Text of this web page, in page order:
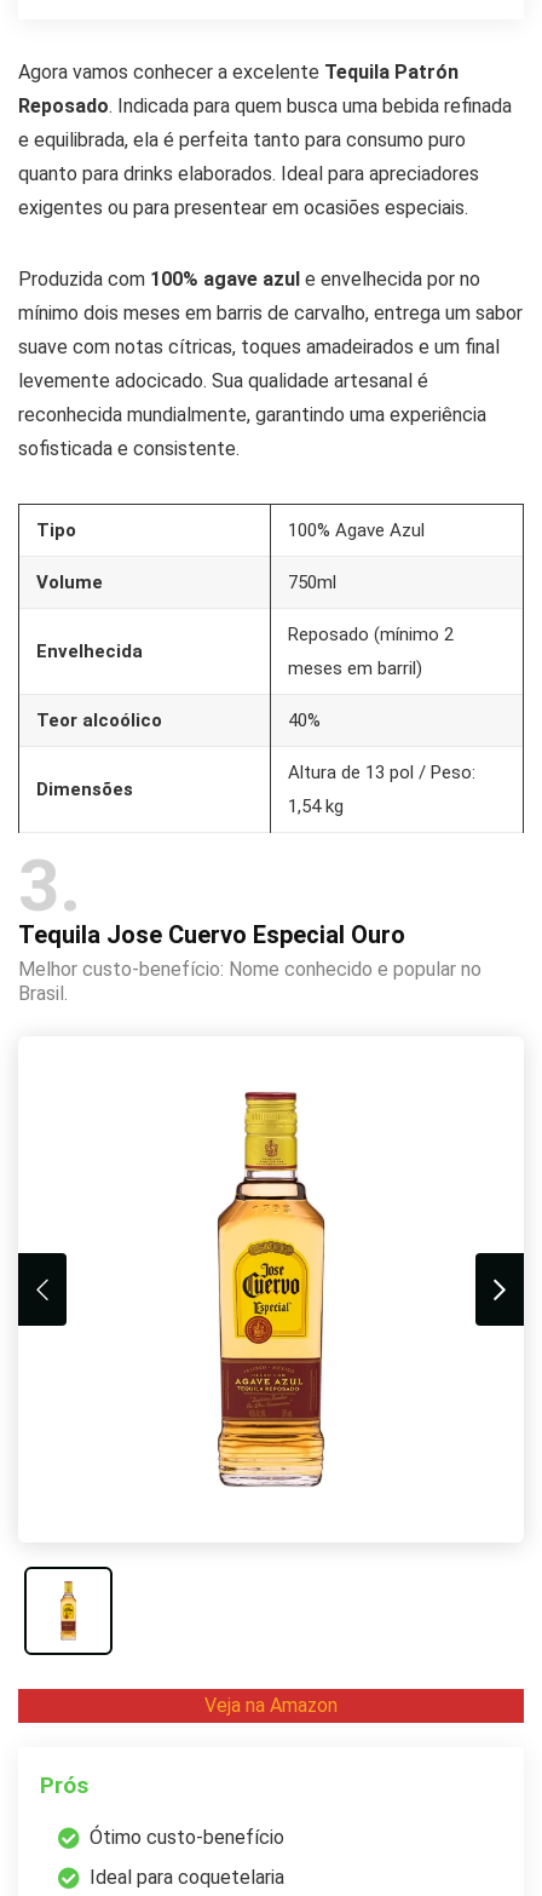
Agora vamos conhecer a excelente Tequila Patrón
Reposado. Indicada para quem busca uma bebida refinada
e equilibrada, ela é perfeita tanto para consumo puro
quanto para drinks elaborados. Ideal para apreciadores
exigentes ou para presentear em ocasiões especiais.
Produzida com 100% agave azul e envelhecida por no
mínimo dois meses em barris de carvalho, entrega um sabor
suave com notas cítricas, toques amadeirados e um final
levemente adocicado. Sua qualidade artesanal é
reconhecida mundialmente, garantindo uma experiência
sofisticada e consistente.
Tipo 100% Agave Azul
Volume 750ml
Envelhecida
Reposado (mínimo 2
meses em barril)
Teor alcoólico 40%
Dimensões
Altura de 13 pol / Peso:
1,54 kg
3
Tequila Jose Cuervo Especial Ouro
Melhor custo-benefício: Nome conhecido e popular no
Brasil.
Veja na Amazon
Prós
Ótimo custo-benefício
Ideal para coquetelaria